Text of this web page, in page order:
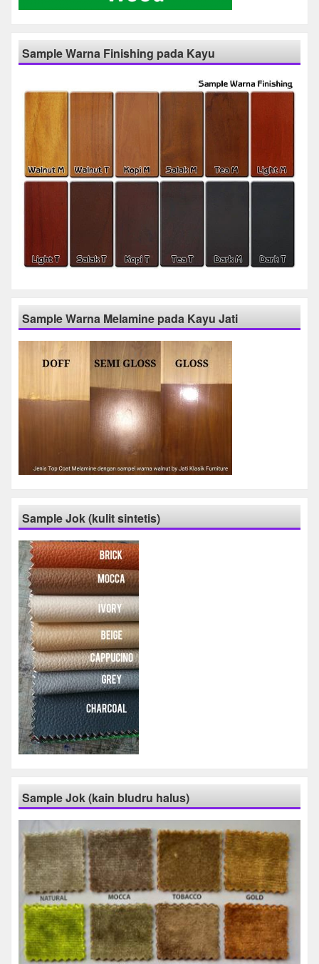
Sample Warna Finishing pada Kayu
Sample Warna Melamine pada Kayu Jati
Sample Jok (kulit sintetis)
Sample Jok (kain bludru halus)